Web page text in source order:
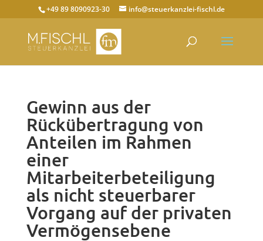
+49 89 8090923-30 info@steuerkanzlei-fischl.de
Gewinn aus der
Rückübertragung von
Anteilen im Rahmen
einer
Mitarbeiterbeteiligung
als nicht steuerbarer
Vorgang auf der privaten
Vermögensebene